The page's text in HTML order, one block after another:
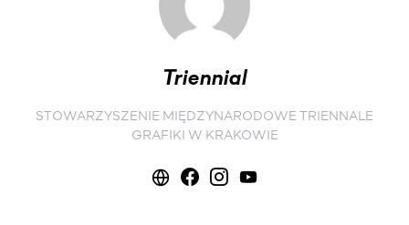
Triennial
STOWARZYSZENIE MIĘDZYNARODOWE TRIENNALE
GRAFIKI W KRAKOWIE